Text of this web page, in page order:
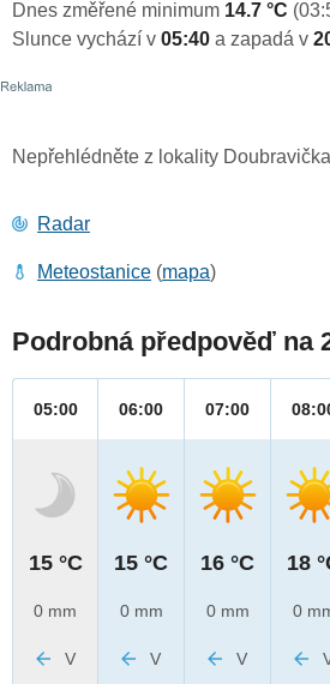
Dnes změřené minimum 14.7 °C
Slunce vychází v 05:40 a zapadá v
Nepřehlédněte z lokality
Radar
Meteostanice (mapa)
Podrobná předpověď na
05:00
15 °C
0 mm
V
06:00
15 °C
0 mm
V
07:00
16 °C
0 mm
V
18
0